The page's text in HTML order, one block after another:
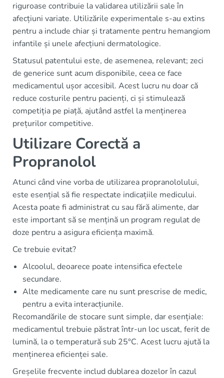
riguroase contribuie la validarea utilizării sale în
afecțiuni variate. Utilizările experimentale s-au extins
pentru a include chiar și tratamente pentru hemangiom
infantile și unele afecțiuni dermatologice.
Statusul patentului este, de asemenea, relevant; zeci
de generice sunt acum disponibile, ceea ce face
medicamentul ușor accesibil. Acest lucru nu doar că
reduce costurile pentru pacienți, ci și stimulează
competiția pe piață, ajutând astfel la menținerea
prețurilor competitive.
Utilizare Corectă a
Propranolol
Atunci când vine vorba de utilizarea propranololului,
este esențial să fie respectate indicațiile medicului.
Acesta poate fi administrat cu sau fără alimente, dar
este important să se mențină un program regulat de
doze pentru a asigura eficiența maximă.
Ce trebuie evitat?
Alcoolul, deoarece poate intensifica efectele
secundare.
Alte medicamente care nu sunt prescrise de medic,
pentru a evita interacțiunile.
Recomandările de stocare sunt simple, dar esențiale:
medicamentul trebuie păstrat într-un loc uscat, ferit de
lumină, la o temperatură sub 25°C. Acest lucru ajută la
menținerea eficienței sale.
Greșelile frecvente includ dublarea dozelor în cazul